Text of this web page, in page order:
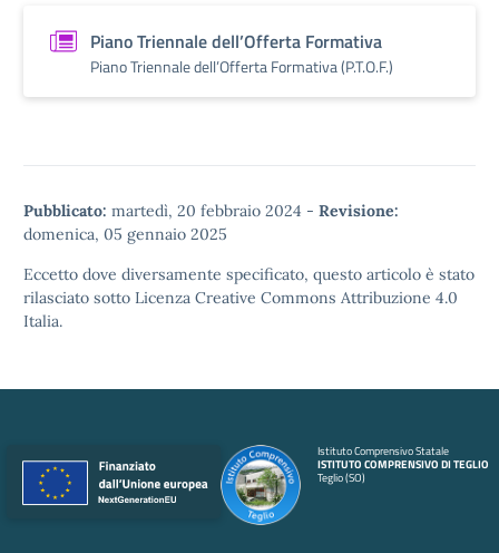
Piano Triennale dell’Offerta Formativa
Piano Triennale dell’Offerta Formativa (P.T.O.F.)
Pubblicato: martedì, 20 febbraio 2024 - Revisione:
domenica, 05 gennaio 2025
Eccetto dove diversamente specificato, questo articolo è stato
rilasciato sotto Licenza Creative Commons Attribuzione 4.0
Italia.
Istituto Comprensivo Statale
ISTITUTO COMPRENSIVO DI TEGLIO
Teglio (SO)